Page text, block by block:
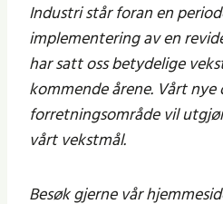
Industri står foran en
implementering av en
har satt oss betydelige
kommende årene. Vårt nye
forretningsområde vil
vårt vekstmål.
Besøk gjerne vår